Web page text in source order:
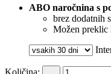
ABO naročnina s
brez dodatnih
Možen preklic
Količina: